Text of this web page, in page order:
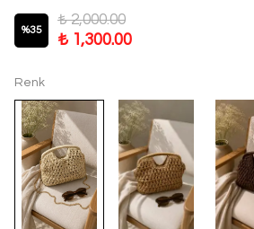
%35
₺ 2,000.00
₺ 1,300.00
Renk